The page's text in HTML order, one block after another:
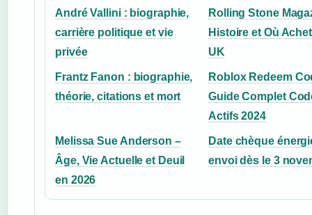
André Vallini : biographie,
carrière politique et vie
privée
Rolling Stone
Histoire et Où
UK
Frantz Fanon : biographie,
théorie, citations et mort
Roblox Redeem
Guide Complet
Actifs 2024
Melissa Sue Anderson –
Âge, Vie Actuelle et Deuil
en 2026
Date chèque
envoi dès le 3